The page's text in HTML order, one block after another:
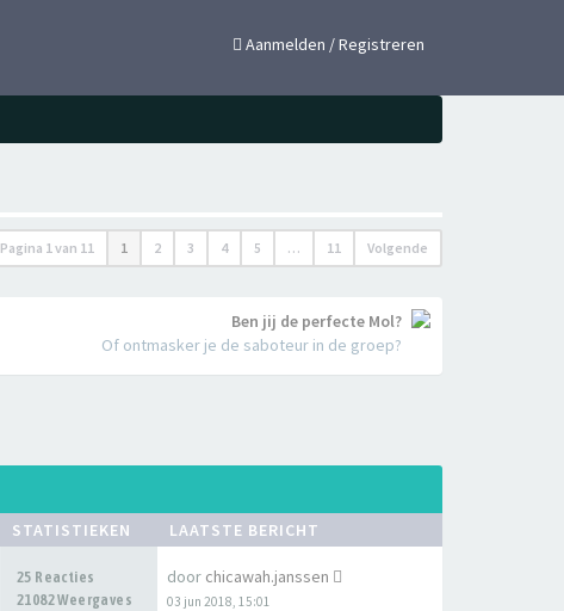
Aanmelden / Registreren
Pagina 1van 11 1 2 3 4 5 … 11 Volgende
Ben jij de perfecte Mol?
Of ontmasker je de saboteur in de groep?
STATISTIEKEN LAATSTE BERICHT
25 Reacties
21082 Weergaves
door chicawah.janssen
03 jun 2018, 15:01